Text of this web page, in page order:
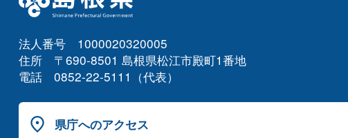
法人番号 1000020320005
住所 〒690-8501 島根県松江市殿町1番地
電話 0852-22-5111（代表）
県庁へのアクセス